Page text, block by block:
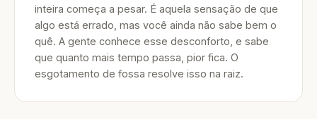
inteira começa a pesar. É aquela sensação de que
algo está errado, mas você ainda não sabe bem o
quê. A gente conhece esse desconforto, e sabe
que quanto mais tempo passa, pior fica. O
esgotamento de fossa resolve isso na raiz.